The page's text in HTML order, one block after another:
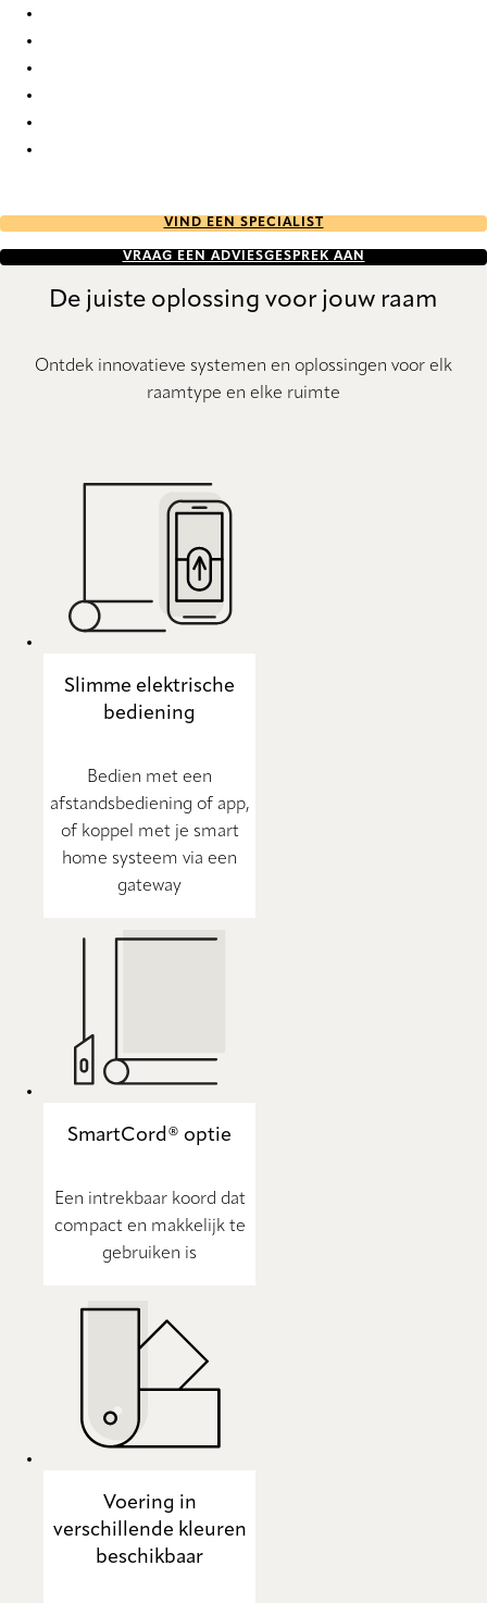
VIND EEN SPECIALIST
VRAAG EEN ADVIESGESPREK AAN
De juiste oplossing voor jouw raam
Ontdek innovatieve systemen en oplossingen voor elk
raamtype en elke ruimte
Slimme elektrische
bediening
Bedien met een
afstandsbediening of app,
of koppel met je smart
home systeem via een
gateway
SmartCord® optie
Een intrekbaar koord dat
compact en makkelijk te
gebruiken is
Voering in
verschillende kleuren
beschikbaar